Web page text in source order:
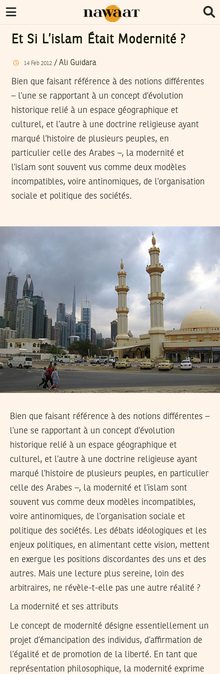
Et Si L’islam Était Modernité ?
14 Feb 2012/ Ali Guidara
Bien que faisant référence à des notions différentes
– l’une se rapportant à un concept d’évolution
historique relié à un espace géographique et
culturel, et l’autre à une doctrine religieuse ayant
marqué l’histoire de plusieurs peuples, en
particulier celle des Arabes –, la modernité et
l’islam sont souvent vus comme deux modèles
incompatibles, voire antinomiques, de l’organisation
sociale et politique des sociétés.
Bien que faisant référence à des notions différentes –
l’une se rapportant à un concept d’évolution
historique relié à un espace géographique et
culturel, et l’autre à une doctrine religieuse ayant
marqué l’histoire de plusieurs peuples, en particulier
celle des Arabes –, la modernité et l’islam sont
souvent vus comme deux modèles incompatibles,
voire antinomiques, de l’organisation sociale et
politique des sociétés. Les débats idéologiques et les
enjeux politiques, en alimentant cette vision, mettent
en exergue les positions discordantes des uns et des
autres. Mais une lecture plus sereine, loin des
arbitraires, ne révèle-t-elle pas une autre réalité ?
La modernité et ses attributs
Le concept de modernité désigne essentiellement un
projet d’émancipation des individus, d’affirmation de
l’égalité et de promotion de la liberté. En tant que
représentation philosophique, la modernité exprime